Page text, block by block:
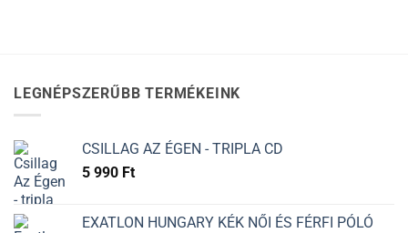
LEGNÉPSZERŰBB TERMÉKEINK
CSILLAG AZ ÉGEN - TRIPLA CD
5 990 Ft
EXATLON HUNGARY KÉK NŐI ÉS FÉRFI PÓLÓ